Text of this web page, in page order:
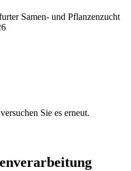
Samen- und Pflanzenzucht
Sie es erneut.